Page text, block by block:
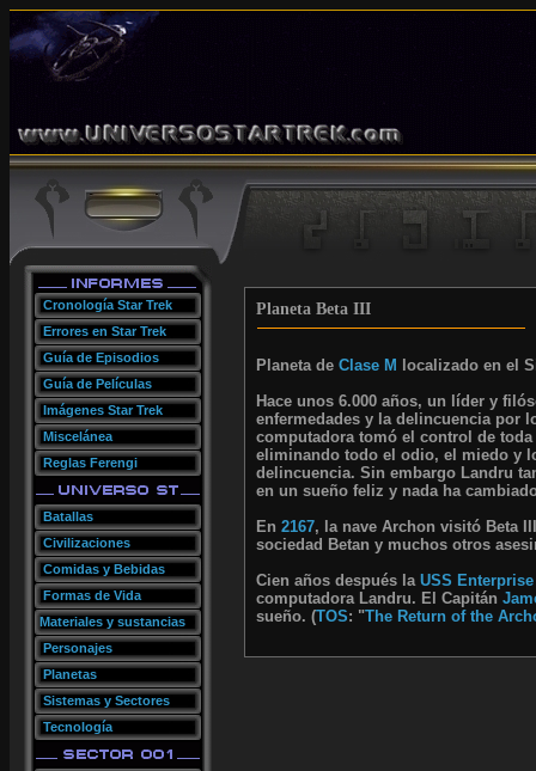
Cronología Star Trek
Errores en Star Trek
Guía de Episodios
Guía de Películas
Imágenes Star Trek
Miscelánea
Reglas Ferengi
Batallas
Civilizaciones
Comidas y Bebidas
Formas de Vida
Materiales y sustancias
Personajes
Planetas
Sistemas y Sectores
Tecnología
Planeta Beta III
Planeta deClase M
localizado en el
Hace unos 6.000 años, un líder y
enfermedades y la delincuencia por
computadora tomó el control de
eliminando todo el odio, el miedo y
delincuencia. Sin embargo Landru
en un sueño feliz y nada ha
En2167, la nave Archon visitó Beta
sociedad Betan y muchos otros
Cien años después laUSS Enterprise
computadora Landru. El Capitán
sueño. (TOS: "The Return of the